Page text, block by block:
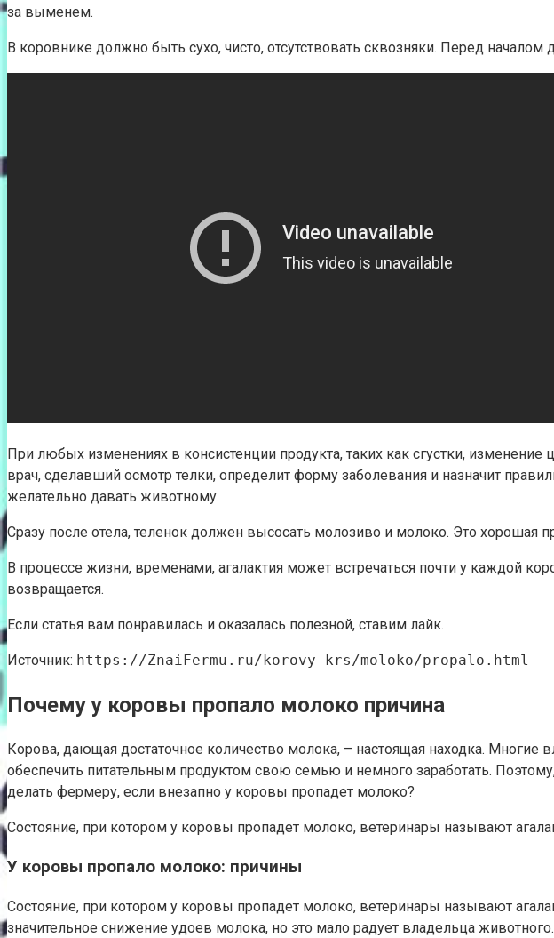
за выменем.
В коровнике должно быть сухо, чисто, отсутствовать сквозняки. Перед
При любых изменениях в консистенции продукта, таких как сгустки,
врач, сделавший осмотр телки, определит форму заболевания и назначит
желательно давать животному.
Сразу после отела, теленок должен высосать молозиво и молоко. Это хорошая
В процессе жизни, временами, агалактия может встречаться почти у каждой
возвращается.
Если статья вам понравилась и оказалась полезной, ставим лайк.
Источник: https://ZnaiFermu.ru/korovy-krs/moloko/propalo.html
Почему у коровы пропало молоко причина
Корова, дающая достаточное количество молока, – настоящая находка.
обеспечить питательным продуктом свою семью и немного заработать.
делать фермеру, если внезапно у коровы пропадет молоко?
Состояние, при котором у коровы пропадет молоко, ветеринары называют
У коровы пропало молоко: причины
Состояние, при котором у коровы пропадет молоко, ветеринары называют
значительное снижение удоев молока, но это мало радует владельца